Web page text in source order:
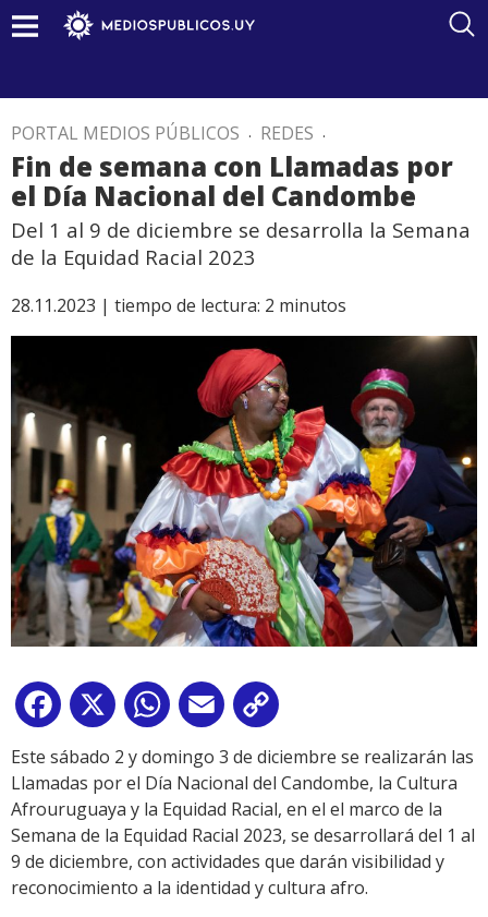
PORTAL MEDIOS PÚBLICOS . REDES .
Fin de semana con Llamadas por
el Día Nacional del Candombe
Del 1 al 9 de diciembre se desarrolla la Semana
de la Equidad Racial 2023
28.11.2023 | tiempo de lectura: 2 minutos
Facebook
X WhatsApp
Email
Link
Este sábado 2 y domingo 3 de diciembre se realizarán las
Llamadas por el Día Nacional del Candombe, la Cultura
Afrouruguaya y la Equidad Racial, en el el marco de la
Semana de la Equidad Racial 2023, se desarrollará del 1 al
9 de diciembre, con actividades que darán visibilidad y
reconocimiento a la identidad y cultura afro.